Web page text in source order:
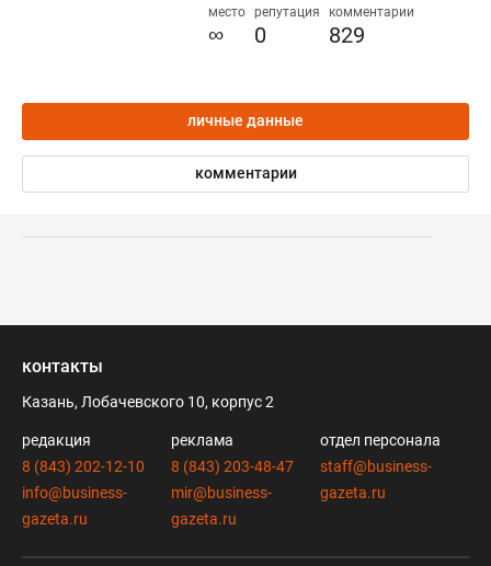
место
∞
репутация
0
комментарии
829
личные данные
комментарии
контакты
Казань, Лобачевского 10, корпус 2
редакция
8 (843) 202-12-10
info@business-
gazeta.ru
реклама
8 (843) 203-48-47
mir@business-
gazeta.ru
отдел персонала
staff@business-
gazeta.ru